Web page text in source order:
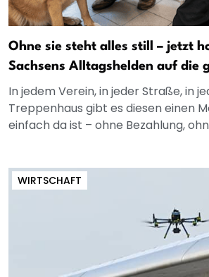
Ohne sie steht alles still – jetzt
Sachsens Alltagshelden auf die
In jedem Verein, in jeder Straße, in
Treppenhaus gibt es diesen einen
einfach da ist – ohne Bezahlung,
WIRTSCHAFT